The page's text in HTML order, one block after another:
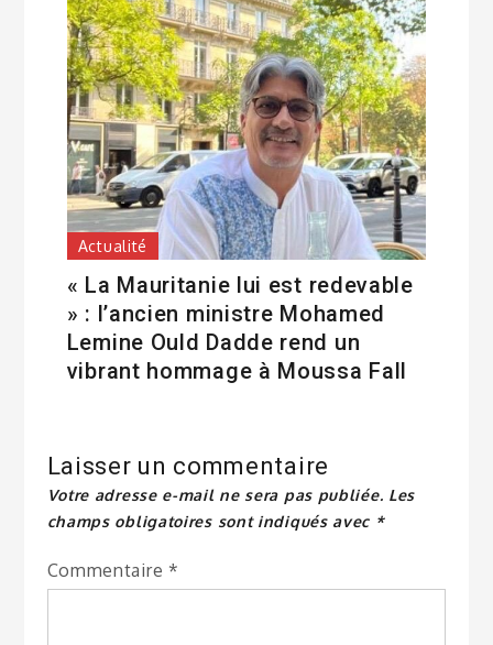
Actualité
« La Mauritanie lui est redevable
» : l’ancien ministre Mohamed
Lemine Ould Dadde rend un
vibrant hommage à Moussa Fall
Laisser un commentaire
Votre adresse e-mail ne sera pas publiée. Les
champs obligatoires sont indiqués avec *
Commentaire *